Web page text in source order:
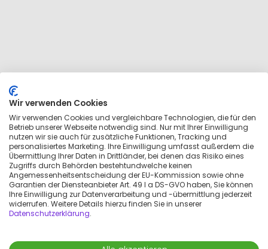
Wir verwenden Cookies
Wir verwenden Cookies und vergleichbare Technologien, die für den
Betrieb unserer Webseite notwendig sind. Nur mit Ihrer Einwilligung
nutzen wir sie auch für zusätzliche Funktionen, Tracking und
personalisiertes Marketing. Ihre Einwilligung umfasst außerdem die
Übermittlung Ihrer Daten in Drittländer, bei denen das Risiko eines
Zugriffs durch Behörden bestehtundwelche keinen
Angemessenheitsentscheidung der EU-Kommission sowie ohne
Garantien der Diensteanbieter Art. 49 I a DS-GVO haben, Sie können
Ihre Einwilligung zur Datenverarbeitung und -übermittlung jederzeit
widerrufen. Weitere Details hierzu finden Sie in unserer
Datenschutzerklärung.